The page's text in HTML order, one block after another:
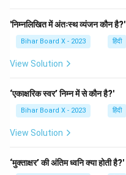
'निम्नलिखित में अंतःस्थ व्यंजन कौन है?'
Bihar Board X - 2023 हिंदी
View Solution
‘एकाक्षरिक स्वर’ निम्न में से कौन है?'
Bihar Board X - 2023 हिंदी
View Solution
‘मुक्ताक्षर’ की अंतिम ध्वनि क्या होती है?'